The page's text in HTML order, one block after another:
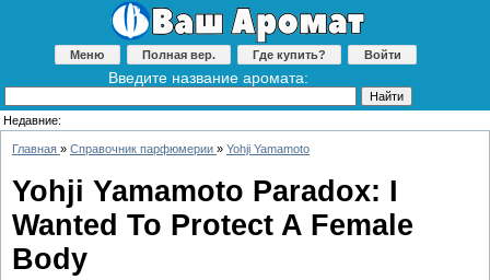
Меню Полная вер. Где купить? Войти
Введите название аромата:
Недавние:
Главная » Справочник парфюмерии » Yohji Yamamoto
Yohji Yamamoto Paradox: I
Wanted To Protect A Female
Body